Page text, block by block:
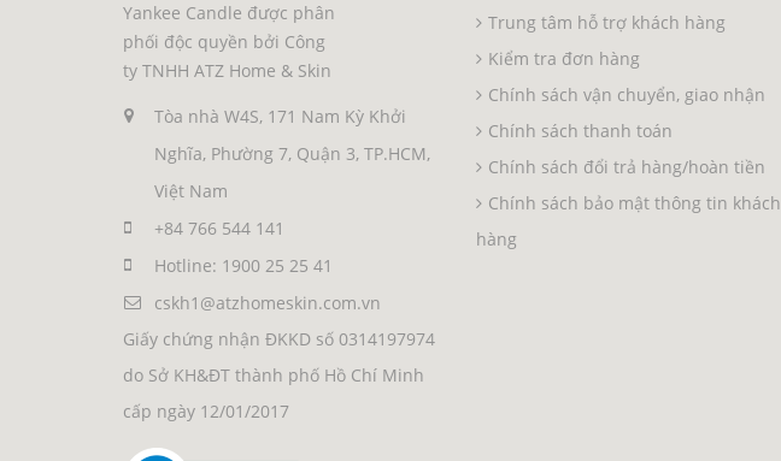
Yankee Candle được phân
phối độc quyền bởi Công
ty TNHH ATZ Home & Skin
Tòa nhà W4S, 171 Nam Kỳ Khởi
Nghĩa, Phường 7, Quận 3, TP.HCM,
Việt Nam
+84 766 544 141
Hotline: 1900 25 25 41
cskh1@atzhomeskin.com.vn
Giấy chứng nhận ĐKKD số 0314197974
do Sở KH&ĐT thành phố Hồ Chí Minh
cấp ngày 12/01/2017
Trung tâm hỗ trợ khách hàng
Kiểm tra đơn hàng
Chính sách vận chuyển, giao nhận
Chính sách thanh toán
Chính sách đổi trả hàng/hoàn tiền
Chính sách bảo mật thông tin khách
hàng